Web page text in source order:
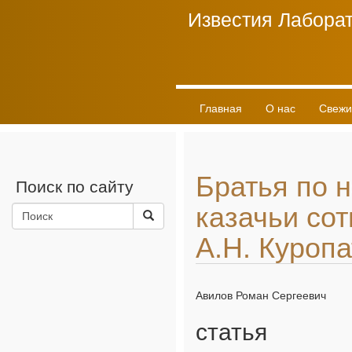
Известия
Главная О нас
Поиск по сайту
Братья по
казачьи
А.Н.
Авилов Роман Сергеевич
статья